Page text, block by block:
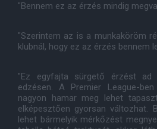
"Bennem ez az érzés mindig
"Szerintem az is a munkaköröm
klubnál, hogy ez az érzés bennem
"Ez egyfajta sürgető érzést ad
edzésen. A Premier League-
nagyon hamar meg lehet
elképesztően gyorsan változhat.
lehet bármelyik mérkőzést